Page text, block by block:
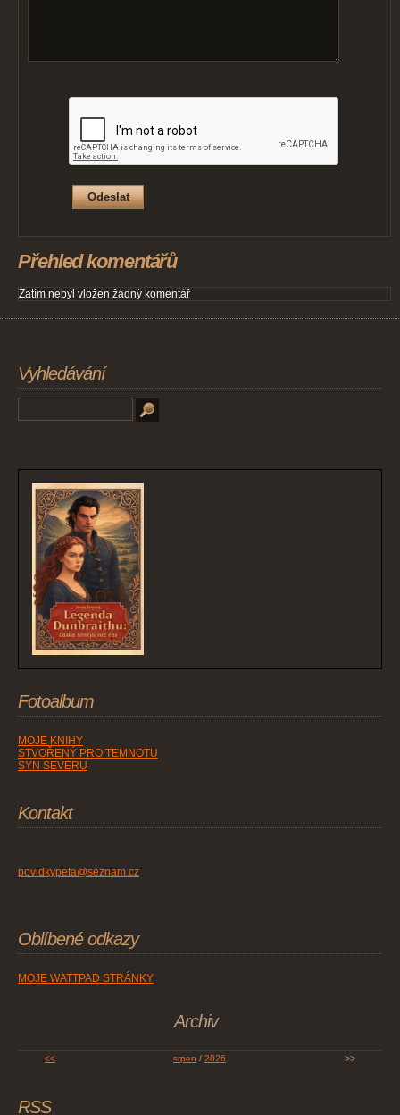
Přehled komentářů
Zatím nebyl vložen žádný komentář
Vyhledávání
Fotoalbum
MOJE KNIHY
STVOŘENÝ PRO TEMNOTU
SYN SEVERU
Kontakt
povidkypeta@seznam.cz
Oblíbené odkazy
MOJE WATTPAD STRÁNKY
Archiv
<< srpen / 2026 >>
RSS